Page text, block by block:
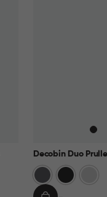
Decobin Duo
Grijs Zwart